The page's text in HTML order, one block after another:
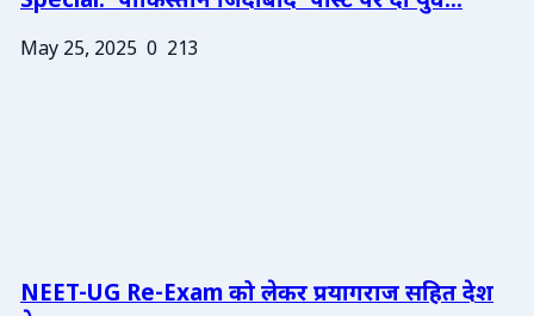
May 25, 2025 0 213
NEET-UG Re-Exam को लेकर प्रयागराज सहित देश